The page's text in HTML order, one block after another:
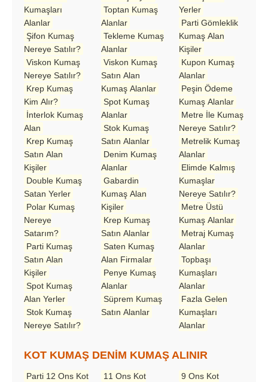
Kumaşları
Alanlar
Şifon Kumaş
Nereye Satılır?
Viskon Kumaş
Nereye Satılır?
Krep Kumaş
Kim Alır?
İnterlok Kumaş
Alan
Krep Kumaş
Satın Alan
Kişiler
Double Kumaş
Satan Yerler
Polar Kumaş
Nereye
Satarım?
Parti Kumaş
Satın Alan
Kişiler
Spot Kumaş
Alan Yerler
Stok Kumaş
Nereye Satılır?
Toptan Kumaş
Alanlar
Tekleme Kumaş
Alanlar
Viskon Kumaş
Satın Alan
Kumaş Alanlar
Spot Kumaş
Alanlar
Stok Kumaş
Satın Alanlar
Denim Kumaş
Alanlar
Gabardin
Kumaş Alan
Kişiler
Krep Kumaş
Satın Alanlar
Saten Kumaş
Alan Firmalar
Penye Kumaş
Alanlar
Süprem Kumaş
Satın Alanlar
Yerler
Parti Gömleklik
Kumaş Alan
Kişiler
Kupon Kumaş
Alanlar
Peşin Ödeme
Kumaş Alanlar
Metre İle Kumaş
Nereye Satılır?
Metrelik Kumaş
Alanlar
Elimde Kalmış
Kumaşlar
Nereye Satılır?
Metre Üstü
Kumaş Alanlar
Metraj Kumaş
Alanlar
Topbaşı
Kumaşları
Alanlar
Fazla Gelen
Kumaşları
Alanlar
KOT KUMAŞ DENİM KUMAŞ ALINIR
Parti 12 Ons Kot
11 Ons Kot
9 Ons Kot